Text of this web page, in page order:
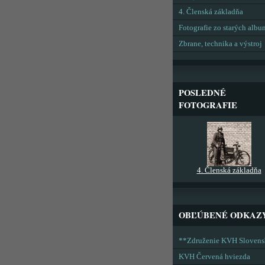
4. Členská základňa
Fotografie zo starých
Zbrane, technika a výstroj
POSLEDNÉ
FOTOGRAFIE
4. Členská základňa
OBĽÚBENÉ
**Združenie KVH
KVH Červená hviezda